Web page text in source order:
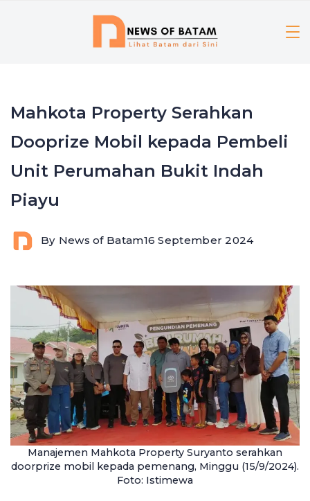
Mahkota Property Serahkan
Dooprize Mobil kepada Pembeli
Unit Perumahan Bukit Indah
Piayu
By News of Batam16 September 2024
Manajemen Mahkota Property Suryanto serahkan
doorprize mobil kepada pemenang, Minggu (15/9/2024).
Foto: Istimewa